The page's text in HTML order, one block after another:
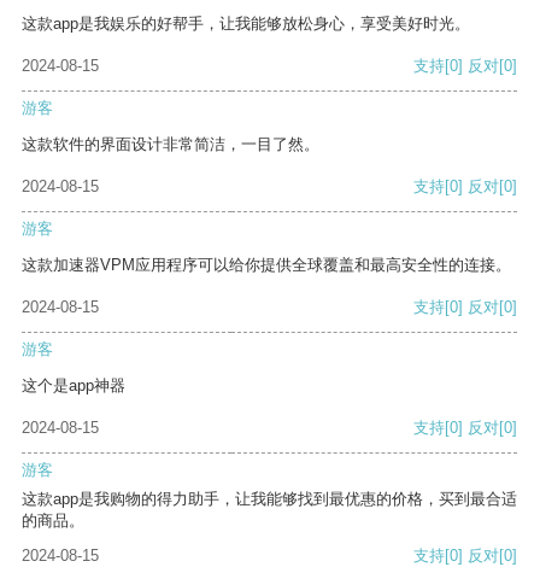
这款app是我娱乐的好帮手，让我能够放松身心，享受美好时光。
2024-08-15 支持[0] 反对[0]
游客
这款软件的界面设计非常简洁，一目了然。
2024-08-15 支持[0] 反对[0]
游客
这款加速器VPM应用程序可以给你提供全球覆盖和最高安全性的连接。
2024-08-15 支持[0] 反对[0]
游客
这个是app神器
2024-08-15 支持[0] 反对[0]
游客
这款app是我购物的得力助手，让我能够找到最优惠的价格，买到最合适
的商品。
2024-08-15
支持[0] 反对[0]